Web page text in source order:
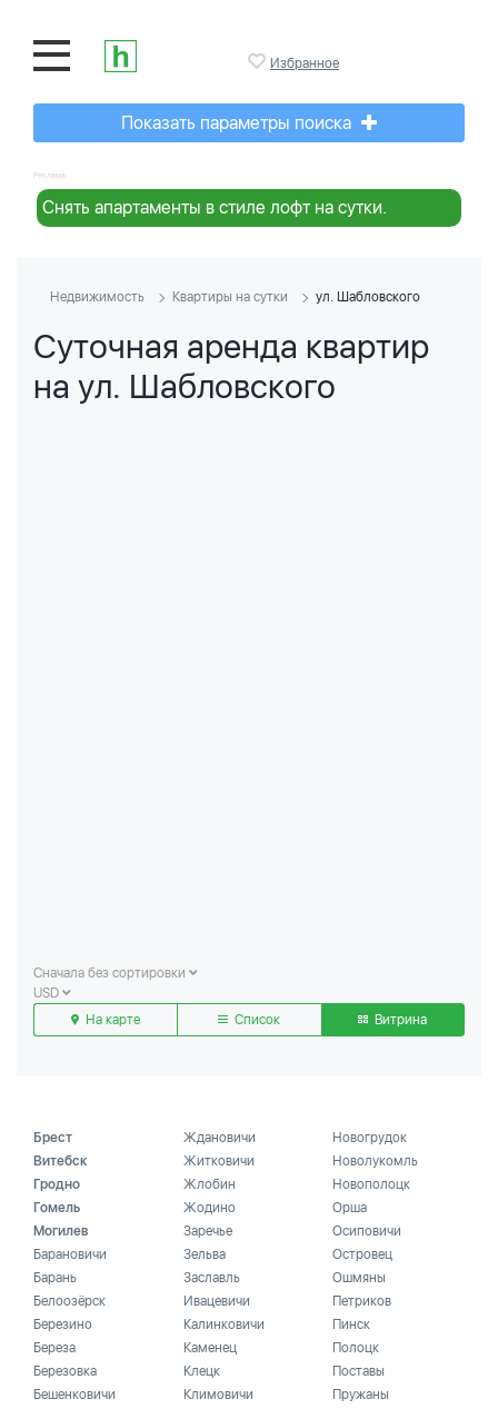
Избранное
Показать параметры поиска
Реклама:
Снять апартаменты в стиле лофт на сутки.
Недвижимость Квартиры на сутки ул. Шабловского
Суточная аренда квартир
на ул. Шабловского
Сначала без сортировки
USD
На карте
Список Витрина
Брест
Витебск
Гродно
Гомель
Могилев
Барановичи
Барань
Белоозёрск
Березино
Береза
Березовка
Бешенковичи
Ждановичи
Житковичи
Жлобин
Жодино
Заречье
Зельва
Заславль
Ивацевичи
Калинковичи
Каменец
Клецк
Климовичи
Новогрудок
Новолукомль
Новополоцк
Орша
Осиповичи
Островец
Ошмяны
Петриков
Пинск
Полоцк
Поставы
Пружаны